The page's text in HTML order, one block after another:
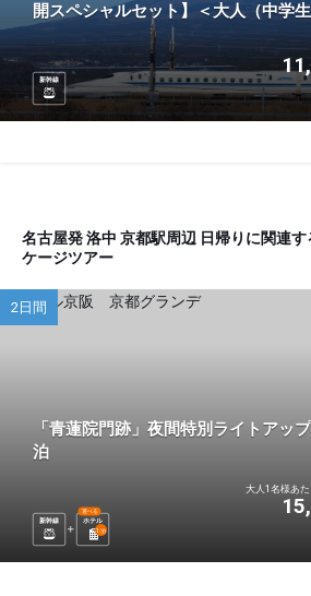
開スペシャルセット】＜大人（中学
新幹線
名古屋発 洛中 京都駅周辺 日帰りに関連
ケージツアー
2日間
「青蓮院門跡」夜間特別ライトア
泊
新幹線 ホテル
選べる
1 泊
大人1名様あた